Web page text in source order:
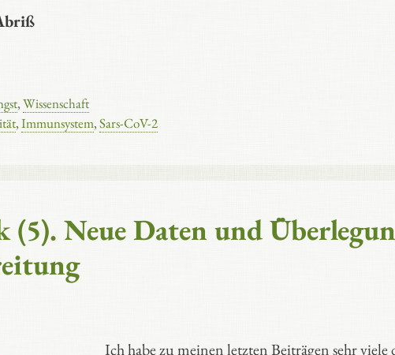
,Wissenschaft
,Immunsystem,Sars-CoV-2
Neue Daten und
Ich habe zu meinen letzten Beiträgen sehr viele